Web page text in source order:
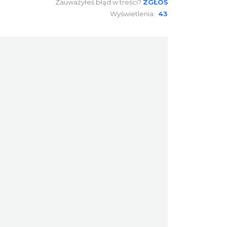
Zauważyłeś błąd w treści? ZGŁOŚ
Wyświetlenia: 43